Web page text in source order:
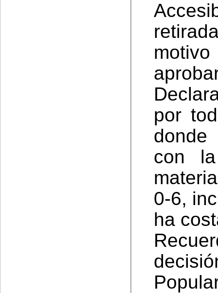
por
con
0-6,
ha